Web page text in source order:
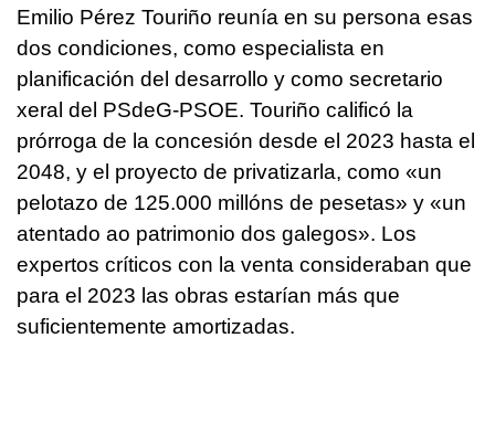
Emilio Pérez Touriño reunía en su persona esas
dos condiciones, como especialista en
planificación del desarrollo y como secretario
xeral del PSdeG-PSOE. Touriño calificó la
prórroga de la concesión desde el 2023 hasta el
2048, y el proyecto de privatizarla, como «un
pelotazo de 125.000 millóns de pesetas» y «un
atentado ao patrimonio dos galegos». Los
expertos críticos con la venta consideraban que
para el 2023 las obras estarían más que
suficientemente amortizadas.